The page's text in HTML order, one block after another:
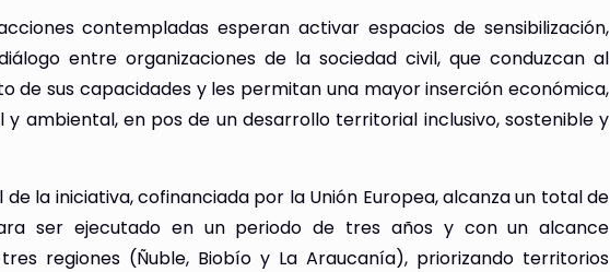
contempladas esperan activar espacios de sensibilización,
entre organizaciones de la sociedad civil, que conduzcan al
de sus capacidades y les permitan una mayor inserción económica,
y ambiental, en pos de un desarrollo territorial inclusivo, sostenible y
la iniciativa, cofinanciada por la Unión Europea, alcanza un total de
ser ejecutado en un periodo de tres años y con un alcance
regiones (Ñuble, Biobío y La Araucanía), priorizando territorios